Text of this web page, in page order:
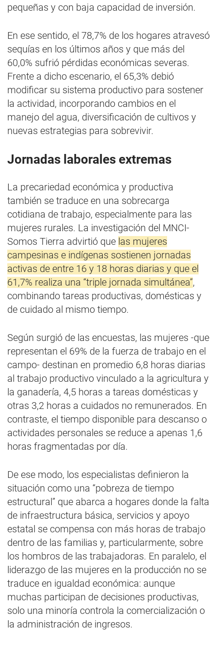
pequeñas y con baja capacidad de inversión.
En ese sentido, el 78,7% de los hogares atravesó
sequías en los últimos años y que más del
60,0% sufrió pérdidas económicas severas.
Frente a dicho escenario, el 65,3% debió
modificar su sistema productivo para sostener
la actividad, incorporando cambios en el
manejo del agua, diversificación de cultivos y
nuevas estrategias para sobrevivir.
Jornadas laborales extremas
La precariedad económica y productiva
también se traduce en una sobrecarga
cotidiana de trabajo, especialmente para las
mujeres rurales. La investigación del MNCI-
Somos Tierra advirtió que las mujeres
campesinas e indígenas sostienen jornadas
activas de entre 16 y 18 horas diarias y que el
61,7% realiza una “triple jornada simultánea”,
combinando tareas productivas, domésticas y
de cuidado al mismo tiempo.
Según surgió de las encuestas, las mujeres -que
representan el 69% de la fuerza de trabajo en el
campo- destinan en promedio 6,8 horas diarias
al trabajo productivo vinculado a la agricultura y
la ganadería, 4,5 horas a tareas domésticas y
otras 3,2 horas a cuidados no remunerados. En
contraste, el tiempo disponible para descanso o
actividades personales se reduce a apenas 1,6
horas fragmentadas por día.
De ese modo, los especialistas definieron la
situación como una “pobreza de tiempo
estructural” que abarca a hogares donde la falta
de infraestructura básica, servicios y apoyo
estatal se compensa con más horas de trabajo
dentro de las familias y, particularmente, sobre
los hombros de las trabajadoras. En paralelo, el
liderazgo de las mujeres en la producción no se
traduce en igualdad económica: aunque
muchas participan de decisiones productivas,
solo una minoría controla la comercialización o
la administración de ingresos.